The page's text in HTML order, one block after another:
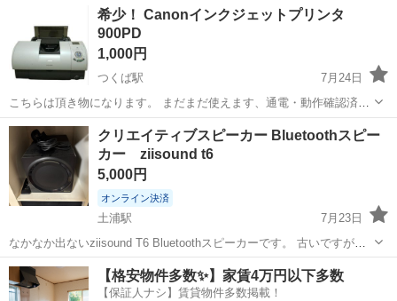
希少！ Canonインクジェットプリンタ
900PD
1,000円
つくば駅
7月24日
こちらは頂き物になります。 まだまだ使えます、通電・動作確認済で
す。 そういうの気にならない方にはお得だと思います。 ガソリン代を
お支払い頂ければご希望の場所までお届けも可能です、詳しくはご相
談ください。 よろしくお...
茨城 土浦市 つくば駅 オーディオ
インクジェットプリンタ
クリエイティブスピーカー Bluetoothスピー
カー ziisound t6
5,000円
オンライン決済
土浦駅
7月23日
なかなか出ないziisound T6 Bluetoothスピーカーです。 古いですがま
だまだ使える商品です。 パソコンやテレビにもBluetoothで接続出来る
ので映画など迫力ある音量で楽しめます。
茨城 稲敷郡 土浦駅 オーディオ
【格安物件多数✨】家賃4万円以下多数
【保証人ナシ】賃貸物件多数掲載！